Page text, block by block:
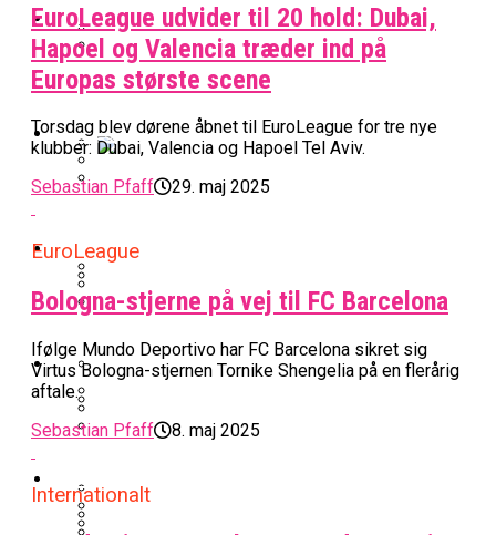
BK Vejen Opruster: Amerikansk Point
Guard På Plads
Basketligaen
Værløse-Komet Skifter Til Den Bedste
Spanske Række
League-Kvalifikation
NBA
Warriors Forlænger Med Succestræner
Miami Heat Smider Skandaleramt Spiller
Stjerne Akut Opereret: Misser Nøglekampe
Efter Uhyggelig Skade
EuroLeague
I EuroLeague
Mester Efter To Missede Ulm-Matchbolde
Kvindebasketligaen
College Er Slut: Frida Formann Fortsætter
Karrieren I Schweiz
Efter ‘The Double’: Kvindebasketligaens
Podcast
Podcast: “Med Lars Og Torben Som
Video
EuroLeague udvider til 20 hold: Dubai,
Hapoel og Valencia træder ind på
Europas største scene
Torsdag blev dørene åbnet til EuroLeague for tre nye
klubber: Dubai, Valencia og Hapoel Tel Aviv.
Sebastian Pfaff
29. maj 2025
EuroLeague
Bologna-stjerne på vej til FC Barcelona
Ifølge Mundo Deportivo har FC Barcelona sikret sig
Virtus Bologna-stjernen Tornike Shengelia på en flerårig
aftale.
Sebastian Pfaff
8. maj 2025
Internationalt